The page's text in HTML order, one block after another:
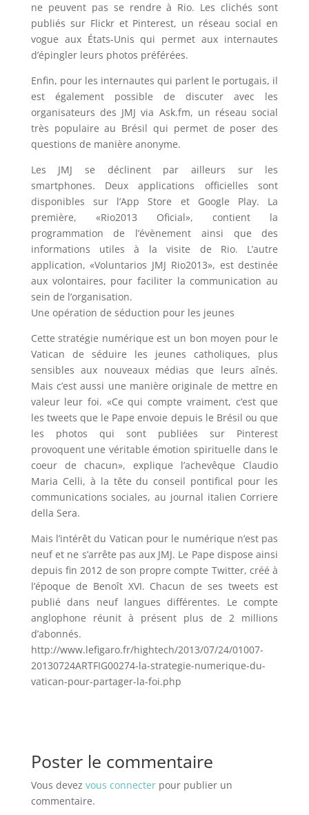
ne peuvent pas se rendre à Rio. Les clichés sont
publiés sur Flickr et Pinterest, un réseau social en
vogue aux États-Unis qui permet aux internautes
d’épingler leurs photos préférées.
Enfin, pour les internautes qui parlent le portugais, il
est également possible de discuter avec les
organisateurs des JMJ via Ask.fm, un réseau social
très populaire au Brésil qui permet de poser des
questions de manière anonyme.
Les JMJ se déclinent par ailleurs sur les
smartphones. Deux applications officielles sont
disponibles sur l’App Store et Google Play. La
première, «Rio2013 Oficial», contient la
programmation de l’évènement ainsi que des
informations utiles à la visite de Rio. L’autre
application, «Voluntarios JMJ Rio2013», est destinée
aux volontaires, pour faciliter la communication au
sein de l’organisation.
Une opération de séduction pour les jeunes
Cette stratégie numérique est un bon moyen pour le
Vatican de séduire les jeunes catholiques, plus
sensibles aux nouveaux médias que leurs aînés.
Mais c’est aussi une manière originale de mettre en
valeur leur foi. «Ce qui compte vraiment, c’est que
les tweets que le Pape envoie depuis le Brésil ou que
les photos qui sont publiées sur Pinterest
provoquent une véritable émotion spirituelle dans le
coeur de chacun», explique l’achevêque Claudio
Maria Celli, à la tête du conseil pontifical pour les
communications sociales, au journal italien Corriere
della Sera.
Mais l’intérêt du Vatican pour le numérique n’est pas
neuf et ne s’arrête pas aux JMJ. Le Pape dispose ainsi
depuis fin 2012 de son propre compte Twitter, créé à
l’époque de Benoît XVI. Chacun de ses tweets est
publié dans neuf langues différentes. Le compte
anglophone réunit à présent plus de 2 millions
d’abonnés.
http://www.lefigaro.fr/hightech/2013/07/24/01007-
20130724ARTFIG00274-la-strategie-numerique-du-
vatican-pour-partager-la-foi.php
Poster le commentaire
Vous devez vous connecterpour publier un
commentaire.